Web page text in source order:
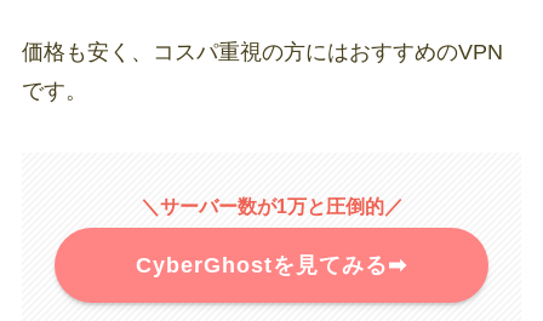
価格も安く、コスパ重視の方にはおすすめのVPN
です。
＼サーバー数が1万と圧倒的／
CyberGhostを見てみる➡︎